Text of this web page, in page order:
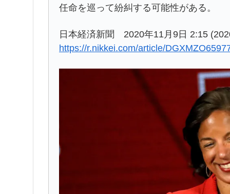
任命を巡って紛糾する可能性がある。
日本経済新聞 2020年11月9日 2:15
https://r.nikkei.com/article/